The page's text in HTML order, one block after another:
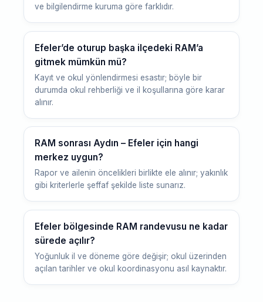
ve bilgilendirme kuruma göre farklıdır.
Efeler’de oturup başka ilçedeki RAM’a
gitmek mümkün mü?
Kayıt ve okul yönlendirmesi esastır; böyle bir
durumda okul rehberliği ve il koşullarına göre karar
alınır.
RAM sonrası Aydın – Efeler için hangi
merkez uygun?
Rapor ve ailenin öncelikleri birlikte ele alınır; yakınlık
gibi kriterlerle şeffaf şekilde liste sunarız.
Efeler bölgesinde RAM randevusu ne kadar
sürede açılır?
Yoğunluk il ve döneme göre değişir; okul üzerinden
açılan tarihler ve okul koordinasyonu asıl kaynaktır.